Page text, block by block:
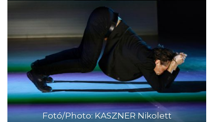
Fotó/Photo: KASZNER Nikolett